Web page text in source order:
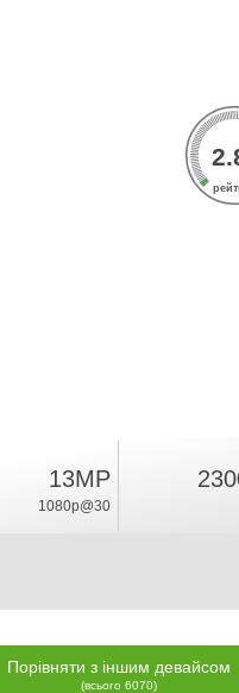
13MP
1080p@30
Порівняти з іншим девайсом
(всього 6070)